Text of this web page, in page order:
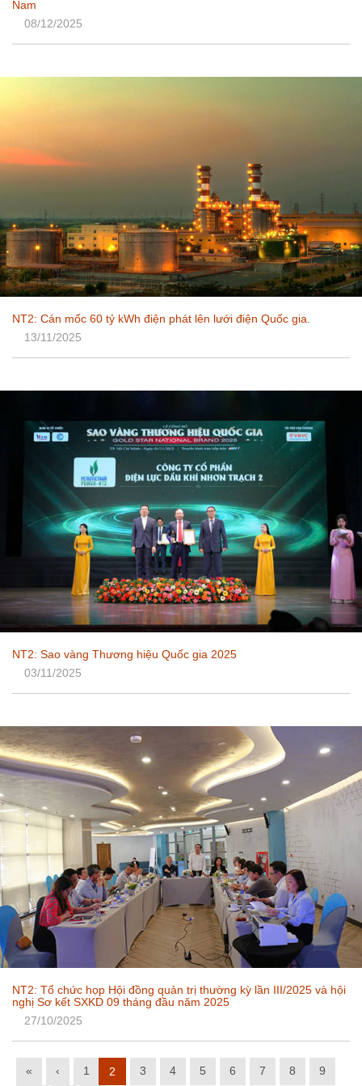
Nam
08/12/2025
NT2: Cán mốc 60 tỷ kWh điện phát lên lưới điện Quốc gia.
13/11/2025
NT2: Sao vàng Thương hiệu Quốc gia 2025
03/11/2025
NT2: Tổ chức họp Hội đồng quản trị thường kỳ lần III/2025 và hội
nghị Sơ kết SXKD 09 tháng đầu năm 2025
27/10/2025
« ‹ 1 2 3 4 5 6 7 8 9